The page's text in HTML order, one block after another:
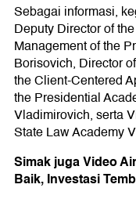
Sebagai informasi,
Deputy Director of
Management of the
Borisovich, Director
the Client-Centered
the Presidential
Vladimirovich, serta
State Law Academy
Simak juga Video
Baik, Investasi